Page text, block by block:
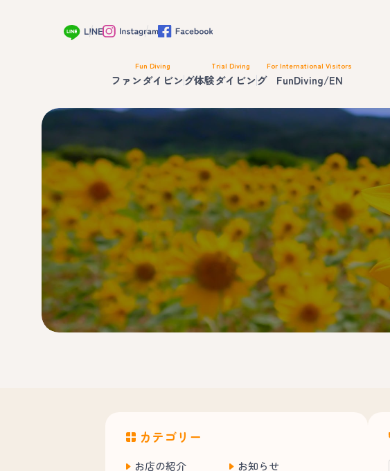
Fun Diving
ファンダイビング
Trial Diving
体験ダイビング
For International Visitors
FunDiving/EN
カテゴリー
お店の紹介
お知らせ